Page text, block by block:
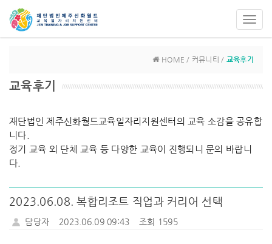
HOME / 커뮤니티 / 교육후기
교육후기
재단법인 제주신화월드교육일자리지원센터의 교육 소감을 공유합
니다.
정기 교육 외 단체 교육 등 다양한 교육이 진행되니 문의 바랍니
다.
2023.06.08. 복합리조트 직업과 커리어 선택
담당자 2023.06.09 09:43 조회 1595